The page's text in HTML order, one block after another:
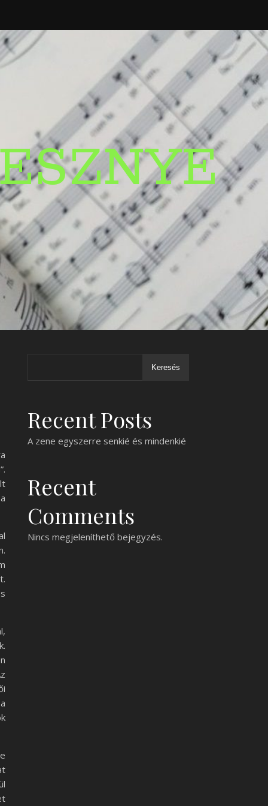
Keresés
Recent Posts
A zene egyszerre senkié és mindenkié
Recent
Comments
Nincs megjeleníthető bejegyzés.